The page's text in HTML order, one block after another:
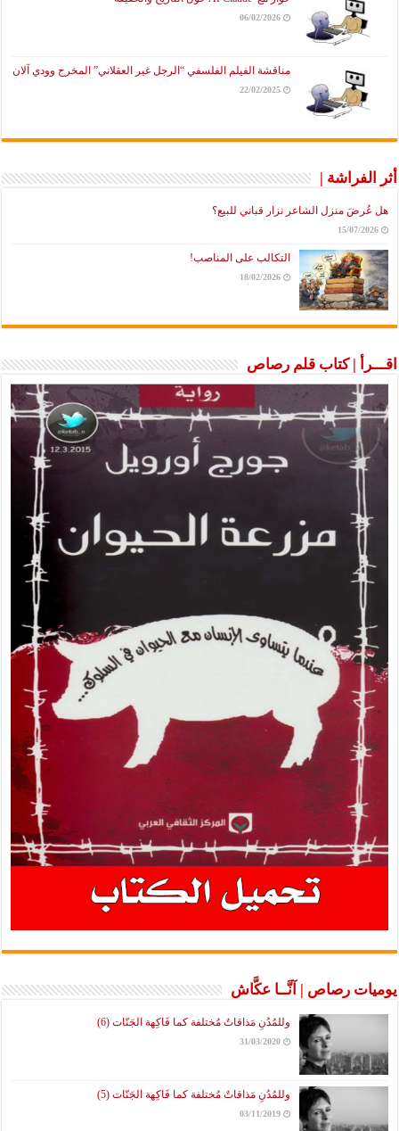
06/02/2026
مناقشة الفيلم الفلسفي “الرجل غير العقلاني” المخرج وودي آلان
22/02/2025
أثر الفراشة |
هل عُرضَ منزل الشاعر نزار قباني للبيع؟
15/07/2026
التكالب على المناصب!
18/02/2026
اقـــرأ | كتاب قلم رصاص
يوميات رصاص | آنَّــا عكَّاش
وللمُدُنِ مَذاقاتٌ مُختلفة كما فَاكِهة الجَنّات (6)
31/03/2020
وللمُدُنِ مَذاقاتٌ مُختلفة كما فَاكِهة الجَنّات (5)
03/11/2019